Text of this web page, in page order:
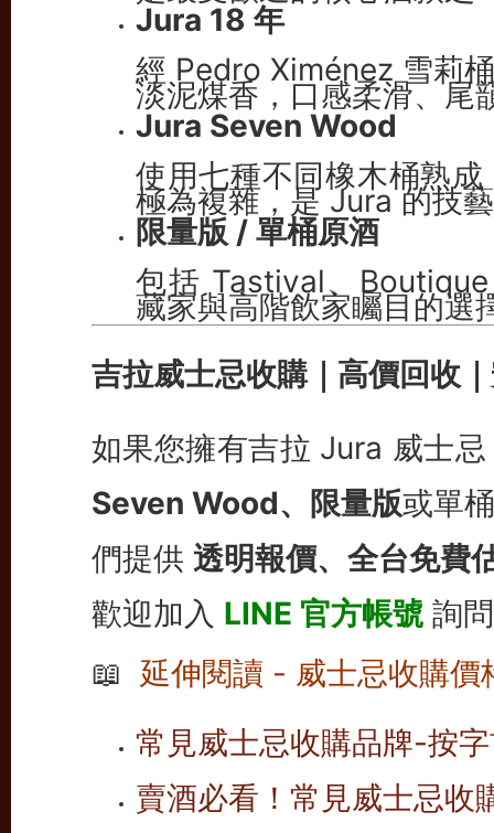
Jura 18 年
經 Pedro Ximénez 雪莉
淡泥煤香，口感柔滑、尾
Jura Seven Wood
使用七種不同橡木桶熟
極為複雜，是 Jura 的技
限量版 / 單桶原酒
包括 Tastival、
藏家與高階飲家矚目的選
吉拉威士忌收購｜高價回收
如果您擁有吉拉 Jura 威士
Seven Wood、限量版或單
們提供 透明報價、全台免費
歡迎加入 LINE 官方帳號 詢
📖 延伸閱讀 - 威士忌收購價
常見威士忌收購品牌-按
賣酒必看！常見威士忌收